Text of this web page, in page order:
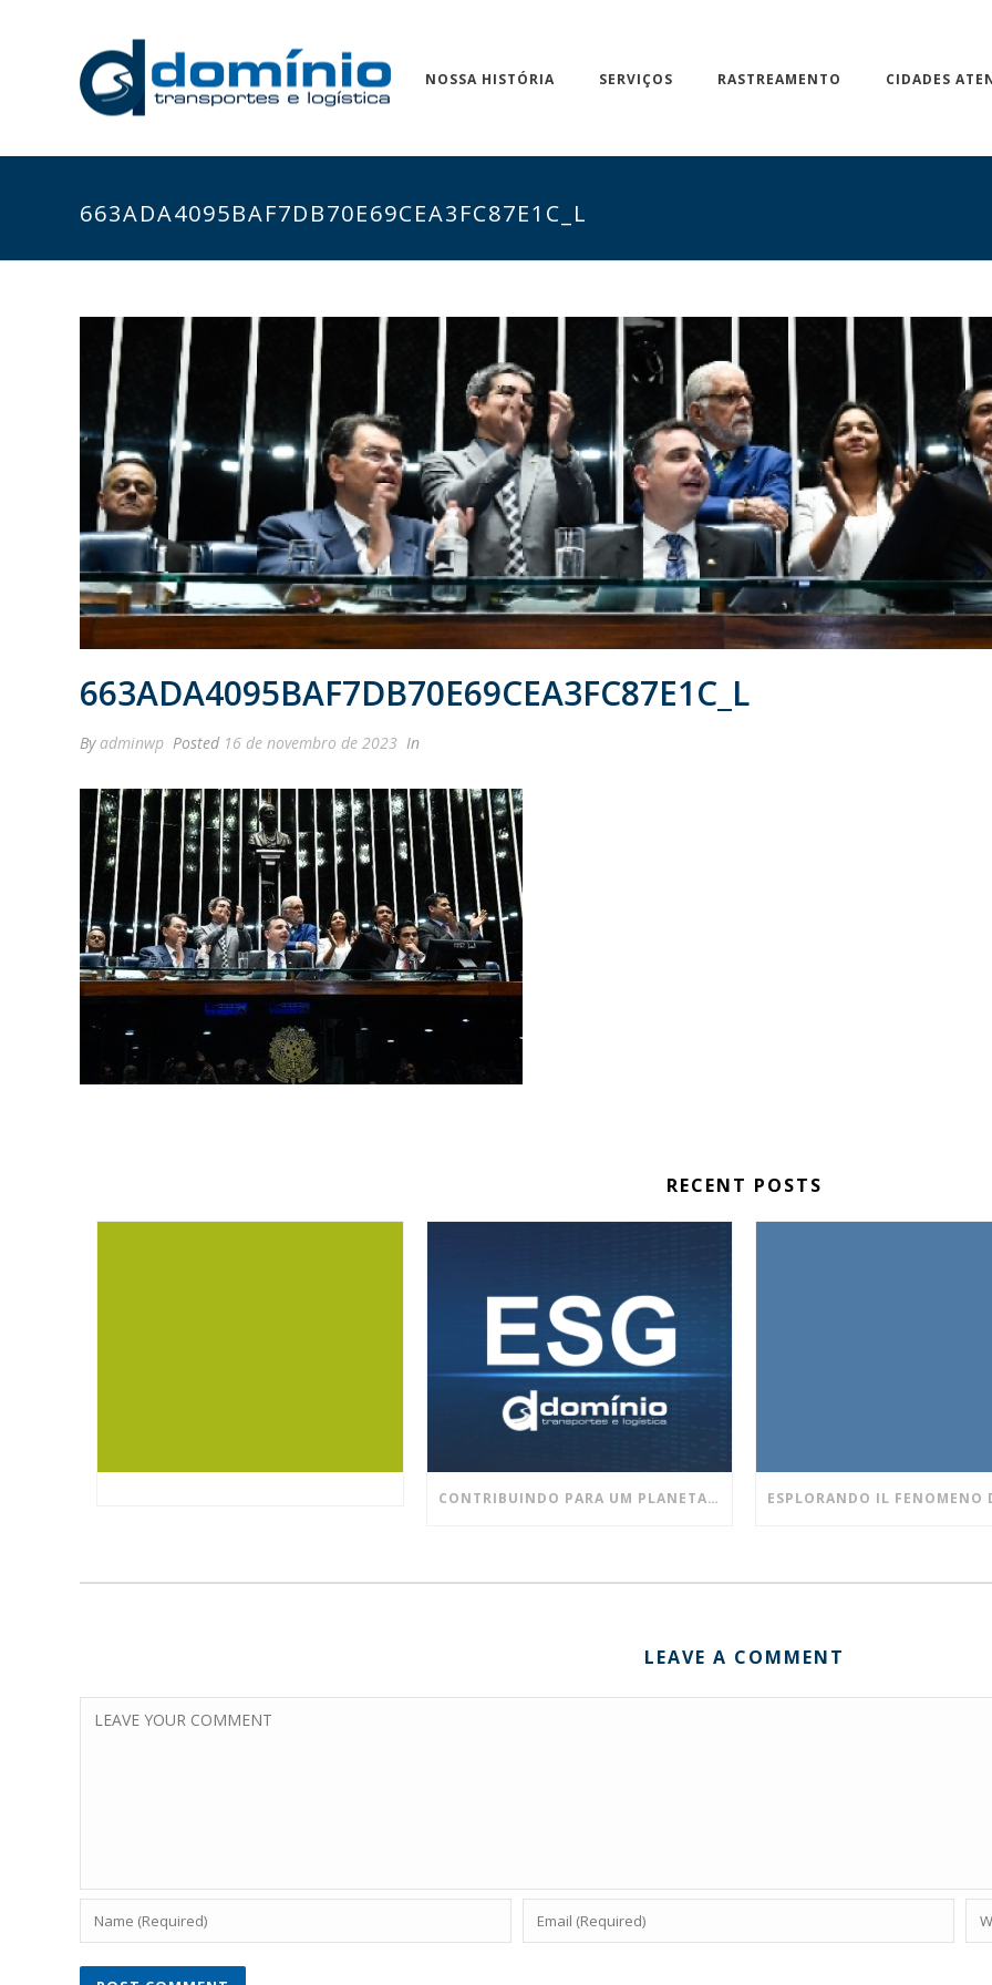
NOSSA HISTÓRIA SERVIÇOS RASTREAMENTO CIDADES
663ADA4095BAF7DB70E69CEA3FC87E1C_L
663ADA4095BAF7DB70E69CEA3FC87E1C_L
Byadminwp Posted 16 de novembro de 2023 In
RECENT POSTS
CONTRIBUINDO PARA UM PLANETA MAIS SUSTENTÁVEL E UM AMBIENTE DE TRABALHO MAIS SAUDÁVEL!
LEAVE A COMMENT